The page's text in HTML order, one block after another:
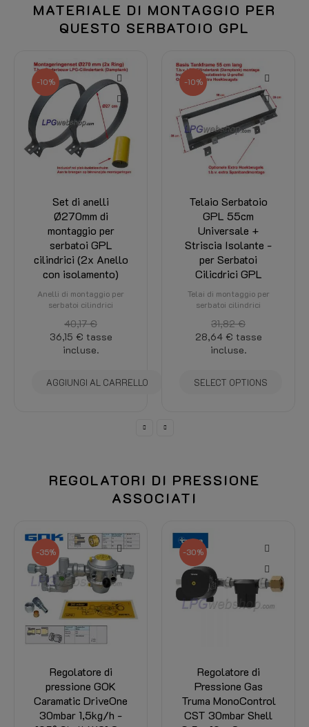
MATERIALE DI MONTAGGIO PER
QUESTO SERBATOIO GPL
-10%
Set di anelli
Ø270mm di
montaggio per
serbatoi GPL
cilindrici (2x Anello
con isolamento)
Anelli di montaggio per
serbatoi cilindrici
40,17 €
36,15 € tasse
incluse.
AGGIUNGI AL CARRELLO
-10%
Telaio Serbatoio
GPL 55cm
Universale +
Striscia Isolante -
per Serbatoi
Cilicdrici GPL
Telai di montaggio per
serbatoi cilindrici
31,82 €
28,64 € tasse
incluse.
SELECT OPTIONS
REGOLATORI DI PRESSIONE
ASSOCIATI
-35%
Regolatore di
pressione GOK
Caramatic DriveOne
30mbar 1,5kg/h -
-30%
Regolatore di
Pressione Gas
Truma MonoControl
CST 30mbar Shell